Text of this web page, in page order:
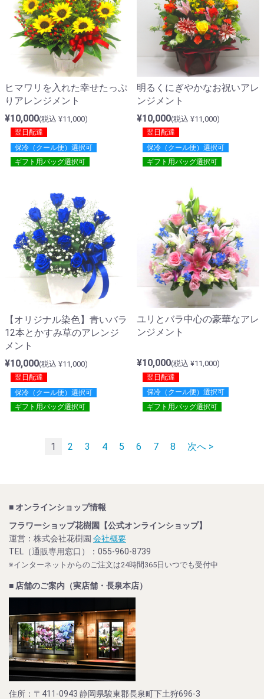
ヒマワリを入れた幸せたっぷ
りアレンジメント
¥10,000(税込 ¥11,000)
翌日配達
保冷（クール便）選択可
ギフト用バッグ選択可
明るくにぎやかなお祝いアレ
ンジメント
¥10,000(税込 ¥11,000)
翌日配達
保冷（クール便）選択可
ギフト用バッグ選択可
【オリジナル染色】青いバラ
12本とかすみ草のアレンジ
メント
¥10,000(税込 ¥11,000)
翌日配達
保冷（クール便）選択可
ギフト用バッグ選択可
ユリとバラ中心の豪華なアレ
ンジメント
¥10,000(税込 ¥11,000)
翌日配達
保冷（クール便）選択可
ギフト用バッグ選択可
1 2 3 4 5 6 7 8 次へ >
■ オンラインショップ情報
フラワーショップ花樹園【公式オンラインショップ】
運営：株式会社花樹園 会社概要
TEL（通販専用窓口）：055-960-8739
※インターネットからのご注文は24時間365日いつでも受付中
■ 店舗のご案内（実店舗・長泉本店）
住所：〒411-0943 静岡県駿東郡長泉町下土狩696-3